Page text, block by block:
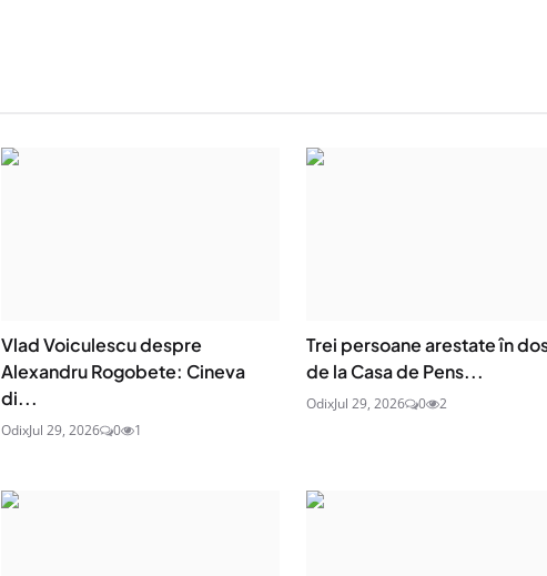
Vlad Voiculescu despre
Alexandru Rogobete: Cineva
di...
OdixJul 29, 2026 0 1
Trei persoane arestate în
de la Casa de Pens...
OdixJul 29, 2026 0 2